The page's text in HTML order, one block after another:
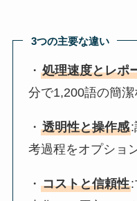
3つの主要な違い
・処理速度とレポ
分で1,200語の簡
・透明性と操作感
考過程をオプショ
・コストと信頼性